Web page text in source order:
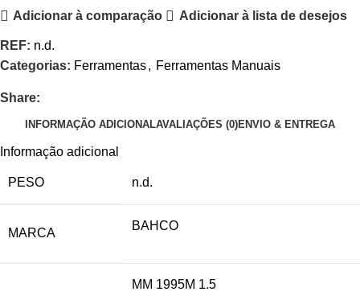
Adicionar à comparação Adicionar à lista de desejos
REF: n.d.
Categorias: Ferramentas, Ferramentas Manuais
Share:
INFORMAÇÃO ADICIONALAVALIAÇÕES (0)ENVIO & ENTREGA
Informação adicional
PESO n.d.
MARCA
BAHCO
MM 1995M 1.5